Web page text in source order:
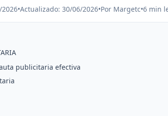
•Actualizado: 30/06/2026•Por Margetc•6 min
publicitaria efectiva